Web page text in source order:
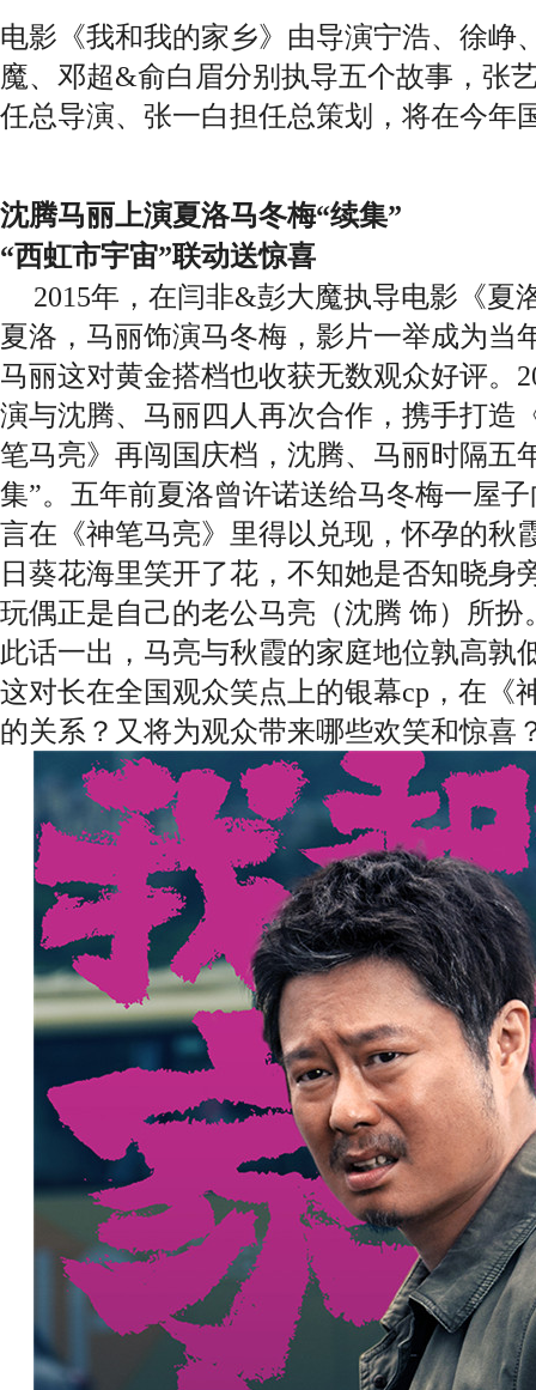
电影《我和我的家乡》由导演宁浩、徐峥
魔、邓超&俞白眉分别执导五个故事，张
任总导演、张一白担任总策划 ，将在今年
沈腾马丽上演夏洛马冬梅“续集”
“西虹市宇宙”联动送惊喜
2015年，在闫非&彭大魔执导电影《夏
夏洛，马丽饰演马冬梅，影片一举成为当
马丽这对黄金搭档也收获无数观众好评。2
演与沈腾、马丽四人再次合作，携手打造
笔马亮》再闯国庆档，沈腾、马丽时隔五
集”。五年前夏洛曾许诺送给马冬梅一屋
言在《神笔马亮》里得以兑现，怀孕的秋
日葵花海里笑开了花，不知她是否知晓身
玩偶正是自己的老公马亮（沈腾 饰）所扮
此话一出，马亮与秋霞的家庭地位孰高孰
这对长在全国观众笑点上的银幕cp，在《
的关系？又将为观众带来哪些欢笑和惊喜